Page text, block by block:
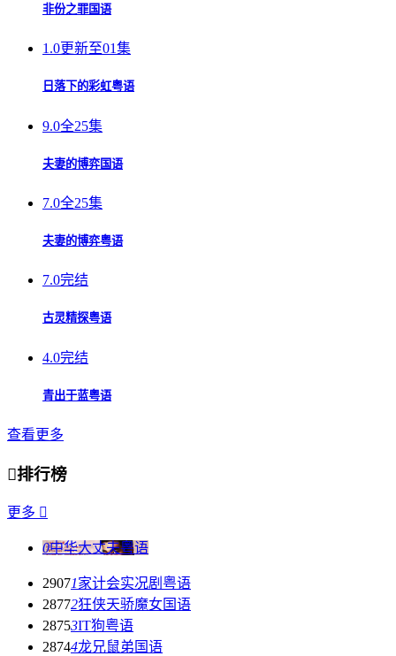
非份之罪国语
1.0更新至01集
日落下的彩虹粤语
9.0全25集
夫妻的博弈国语
7.0全25集
夫妻的博弈粤语
7.0完结
古灵精探粤语
4.0完结
青出于蓝粤语
查看更多
排行榜
更多 
0中华大丈夫粤语
29071家计会实况剧粤语
28772狂侠天骄魔女国语
28753IT狗粤语
28744龙兄鼠弟国语